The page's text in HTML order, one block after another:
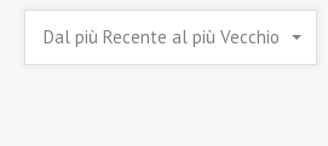
Dal più Recente al più Vecchio